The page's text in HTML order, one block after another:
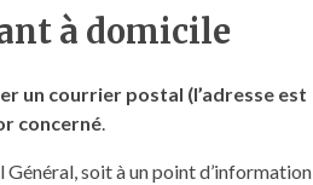
à domicile
un courrier postal (l’adresse est
concerné.
Général, soit à un point d’information